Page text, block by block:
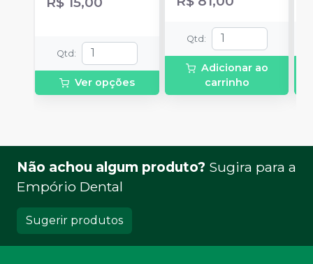
Qtd :
Ver opções
Qtd :
Adicionar ao
carrinho
Não achou algum produto? Sugira para a
Empório Dental
Sugerir produtos